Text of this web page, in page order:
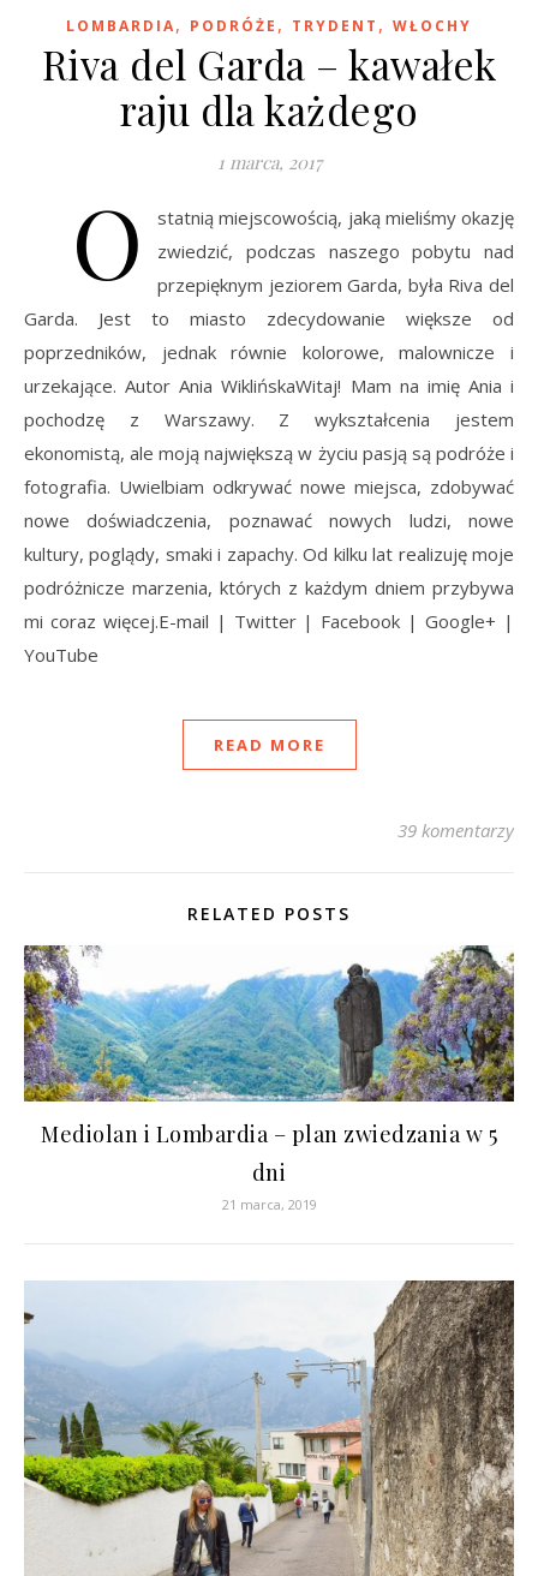
LOMBARDIA, PODRÓŻE , TRYDENT , WŁOCHY
Riva del Garda – kawałek
raju dla każdego
1 marca, 2017
O
statnią miejscowością, jaką mieliśmy okazję
zwiedzić, podczas naszego pobytu nad
przepięknym jeziorem Garda, była Riva del
Garda. Jest to miasto zdecydowanie większe od
poprzedników, jednak równie kolorowe, malownicze i
urzekające. Autor Ania WiklińskaWitaj! Mam na imię Ania i
pochodzę z Warszawy. Z wykształcenia jestem
ekonomistą, ale moją największą w życiu pasją są podróże i
fotografia. Uwielbiam odkrywać nowe miejsca, zdobywać
nowe doświadczenia, poznawać nowych ludzi, nowe
kultury, poglądy, smaki i zapachy. Od kilku lat realizuję moje
podróżnicze marzenia, których z każdym dniem przybywa
mi coraz więcej.E-mail | Twitter | Facebook | Google+ |
YouTube
READ MORE
39 komentarzy
RELATED POSTS
Mediolan i Lombardia – plan zwiedzania w 5
dni
21 marca, 2019